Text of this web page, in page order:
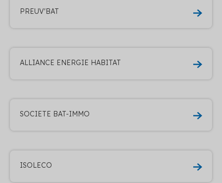
PREUV'BAT
ALLIANCE ENERGIE HABITAT
SOCIETE BAT-IMMO
ISOLECO